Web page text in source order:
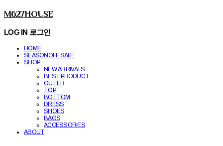
M627HOUSE
LOG IN 로그인
HOME
SEASONOFF SALE
SHOP
NEW ARRIVALS
BEST PRODUCT
OUTER
TOP
BOTTOM
DRESS
SHOES
BAGS
ACCESSORIES
ABOUT